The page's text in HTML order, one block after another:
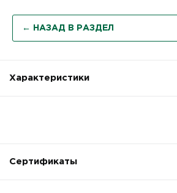
← НАЗАД В РАЗДЕЛ
Характеристики
Сертификаты